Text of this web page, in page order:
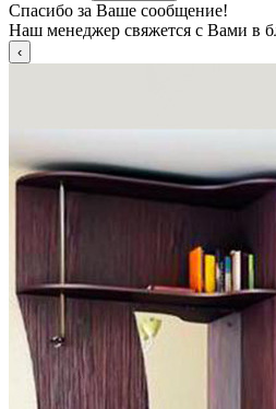
Спасибо за Ваше сообщение!
Наш менеджер свяжется с Вами в